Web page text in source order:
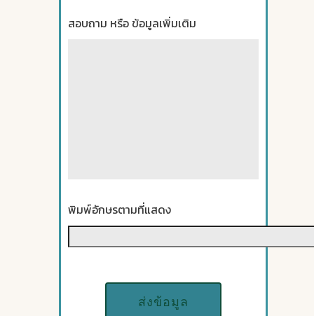
สอบถาม หรือ ข้อมูลเพิ่มเติม
พิมพ์อักษรตามที่แสดง